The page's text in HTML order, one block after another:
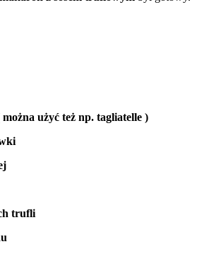
użyć też np. tagliatelle )
trufli